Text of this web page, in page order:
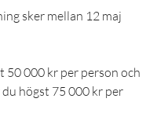
sker mellan 12 maj
000 kr per person och
högst 75 000 kr per